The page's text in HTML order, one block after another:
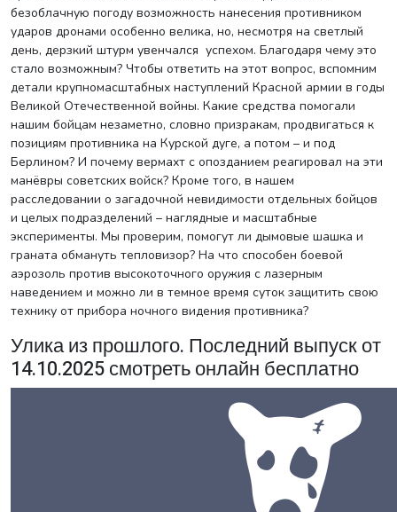
безоблачную погоду возможность нанесения противником
ударов дронами особенно велика, но, несмотря на светлый
день, дерзкий штурм увенчался успехом. Благодаря чему это
стало возможным? Чтобы ответить на этот вопрос, вспомним
детали крупномасштабных наступлений Красной армии в годы
Великой Отечественной войны. Какие средства помогали
нашим бойцам незаметно, словно призракам, продвигаться к
позициям противника на Курской дуге, а потом – и под
Берлином? И почему вермахт с опозданием реагировал на эти
манёвры советских войск? Кроме того, в нашем
расследовании о загадочной невидимости отдельных бойцов
и целых подразделений – наглядные и масштабные
эксперименты. Мы проверим, помогут ли дымовые шашка и
граната обмануть тепловизор? На что способен боевой
аэрозоль против высокоточного оружия с лазерным
наведением и можно ли в темное время суток защитить свою
технику от прибора ночного видения противника?
Улика из прошлого. Последний выпуск от
14.10.2025 смотреть онлайн бесплатно